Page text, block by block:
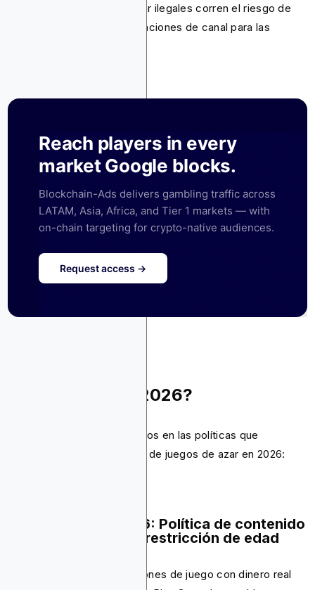
contenido de juegos de azar ilegales corren el riesgo de
ser eliminadas, con penalizaciones de canal para las
¿Qué pasará en 2026?
Google ha anunciado cambios en las políticas que
afectarán a los anunciantes de juegos de azar en 2026:
28 de enero de 2026: Política de contenido
de Google Play con restricción de edad
Las aplicaciones con funciones de juego con dinero real